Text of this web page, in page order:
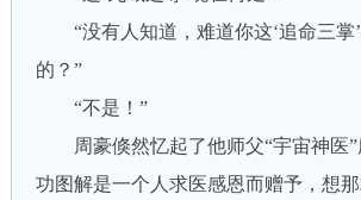
“没有人知道，难道你这‘追命三掌
的？”
“不是！”
周豪倏然忆起了他师父“宇宙神医”
功图解是一个人求医感恩而赠予，想